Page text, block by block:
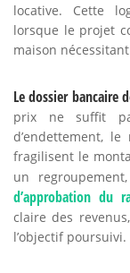
locative. Cette
lorsque le projet
maison
Le dossier bancaire
prix ne suffit
d’endettement,
fragilisent le
un
d’approbation du
claire des
l’objectif poursuivi.